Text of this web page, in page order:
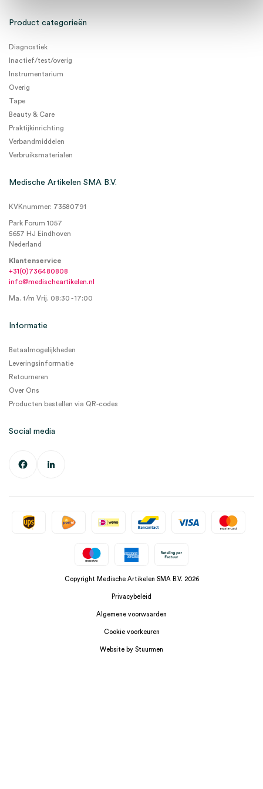
Product categorieën
Diagnostiek
Inactief/test/overig
Instrumentarium
Overig
Tape
Beauty & Care
Praktijkinrichting
Verbandmiddelen
Verbruiksmaterialen
Medische Artikelen SMA B.V.
KVKnummer: 73580791
Park Forum 1057
5657 HJ Eindhoven
Nederland
Klantenservice
+31(0)736480808
info@medischeartikelen.nl
Ma. t/m Vrij. 08:30 - 17:00
Informatie
Betaalmogelijkheden
Leveringsinformatie
Retourneren
Over Ons
Producten bestellen via QR-codes
Social media
Copyright Medische Artikelen SMA B.V. 2026
Privacybeleid
Algemene voorwaarden
Cookie voorkeuren
Website by Stuurmen